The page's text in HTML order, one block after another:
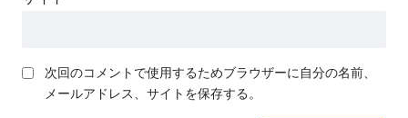
次回のコメントで使用するためブラウザーに自分の名前、
メールアドレス、サイトを保存する。